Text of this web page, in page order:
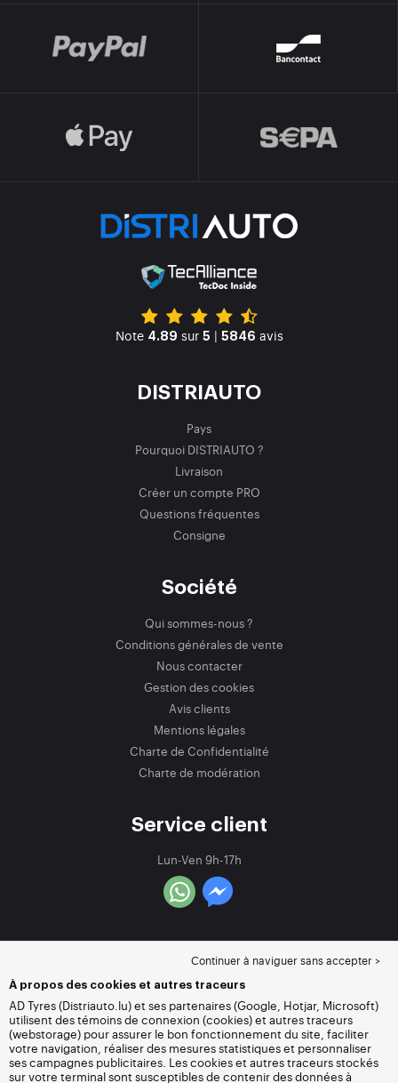
Note 4.89 sur 5 | 5846 avis
DISTRIAUTO
Pays
Pourquoi DISTRIAUTO ?
Livraison
Créer un compte PRO
Questions fréquentes
Consigne
Société
Qui sommes-nous ?
Conditions générales de vente
Nous contacter
Gestion des cookies
Avis clients
Mentions légales
Charte de Confidentialité
Charte de modération
Service client
Lun-Ven 9h-17h
Continuer à naviguer sans accepter >
À propos des cookies et autres traceurs
AD Tyres (Distriauto.lu) et ses partenaires (Google, Hotjar, Microsoft)
utilisent des témoins de connexion (cookies) et autres traceurs
(webstorage) pour assurer le bon fonctionnement du site, faciliter
votre navigation, réaliser des mesures statistiques et personnaliser
ses campagnes publicitaires. Les cookies et autres traceurs stockés
sur votre terminal sont susceptibles de contenir des données à